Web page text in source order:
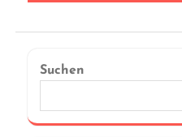
Suchen